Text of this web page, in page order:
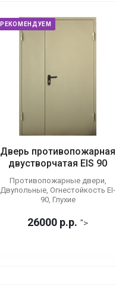
РЕКОМЕНДУЕМ
Дверь противопожарная
двустворчатая EIS 90
Противопожарные двери,
Двупольные, Огнестойкость EI-
90, Глухие
26000 р.р. ">